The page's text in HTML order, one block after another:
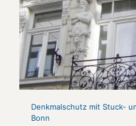
Denkmalschutz mit Stuck-
Bonn